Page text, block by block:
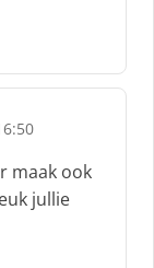
maak ook
jullie